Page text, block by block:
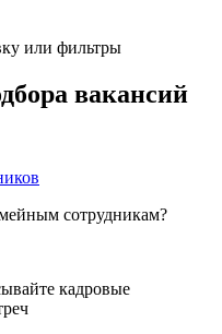
или фильтры
вакансий
сотрудникам?
кадровые